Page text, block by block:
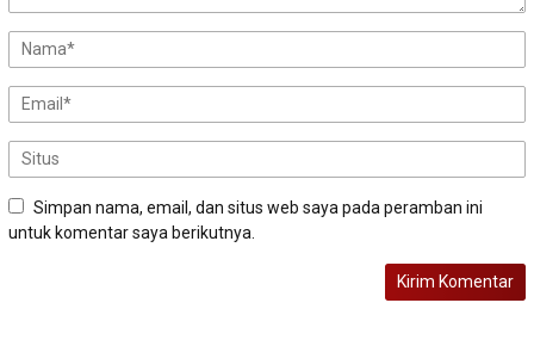
Simpan nama, email, dan situs web saya pada peramban ini
untuk komentar saya berikutnya.